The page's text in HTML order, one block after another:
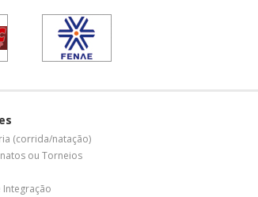
(corrida/natação)
ou Torneios
Integração